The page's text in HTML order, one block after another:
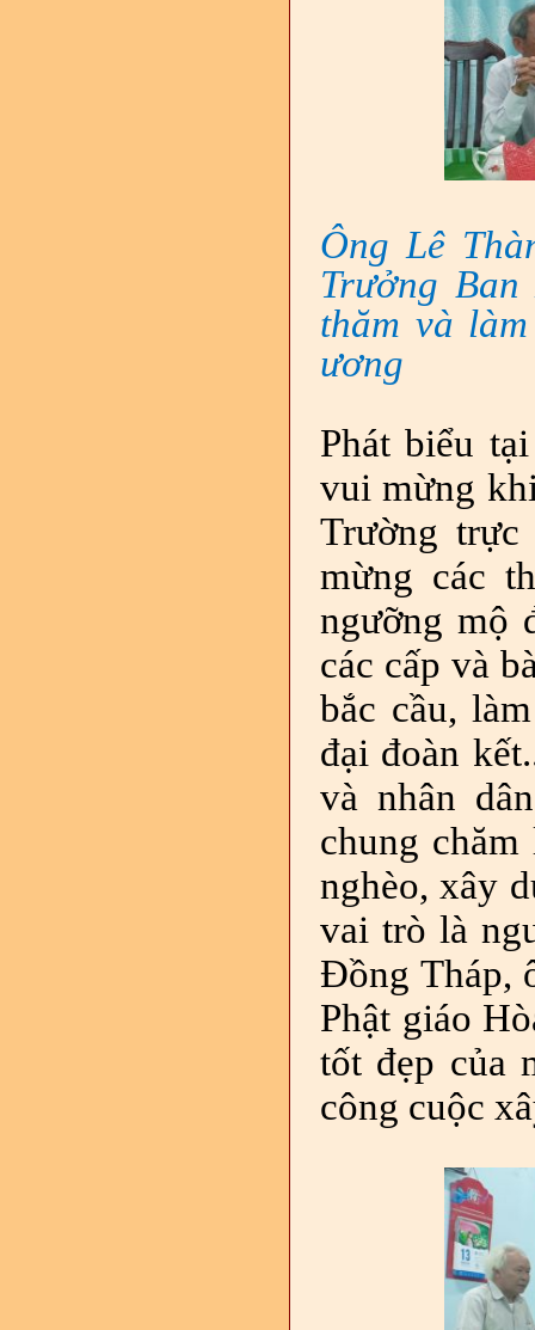
Ông Lê
Trưởng
thăm và
ương
Phát biểu
vui mừng
Trường
mừng các
ngưỡng mộ
các cấp và
bắc cầu,
đại đoàn
và nhân
chung
nghèo, xây
vai trò là
Đồng Tháp,
Phật giáo
tốt đẹp của
công cuộc